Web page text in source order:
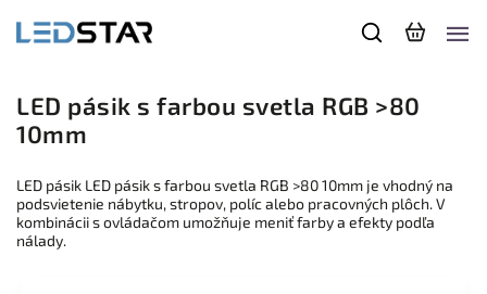
LED pásik s farbou svetla RGB >80
10mm
LED pásik LED pásik s farbou svetla RGB >80 10mm je vhodný na
podsvietenie nábytku, stropov, políc alebo pracovných plôch. V
kombinácii s ovládačom umožňuje meniť farby a efekty podľa
nálady.